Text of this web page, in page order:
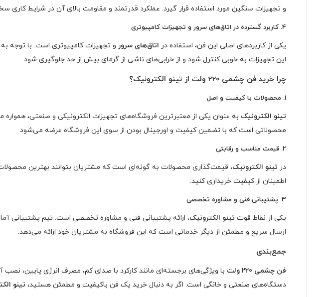
و تجهیزات سنگین مورد استفاده قرار گیرد. عملکرد قدرتمند و مقاومت بالای آن در شرایط
4. کاربرد گسترده در اتاق‌های سرور و تجهیزات کامپیوتری
یکی از کاربردهای اصلی این فن، استفاده در اتاق‌های سرور
این تجهیزات به خوبی کنترل شود و از خرابی‌های ناشی از گرمای بیش از حد جلوگیری شود.
چرا خرید فن چشمی 220 ولت از تینو الکترونیک؟
1. محصولات با کیفیت و اصل
تینو الکترونیک
محصولاتی است که با تضمین کیفیت و اورجینال بودن از سوی این فروشگاه عرضه می‌شود.
2. قیمت مناسب و رقابتی
در تینو الکترونیک
اطمینان از کیفیت خریداری کنید.
3. پشتیبانی فنی و مشاوره تخصصی
یکی از نقاط قوت تینو الکترونیک، ارائه پشتیبانی فنی و مشاوره تخصصی است. تیم پشتیبانی
ارسال سریع و مطمئن از دیگر خدماتی است که این فروشگاه به مشتریان خود ارائه می‌دهد.
جمع‌بندی
فن چشمی 220 ولت
با ویژگی‌های برجسته‌ای مانند کارکرد با صدای کم، مصرف انرژی پایین،
دستگاه‌های صنعتی و خانگی است. اگر به دنبال خرید یک فن باکیفیت و مطمئن هستید، تینو